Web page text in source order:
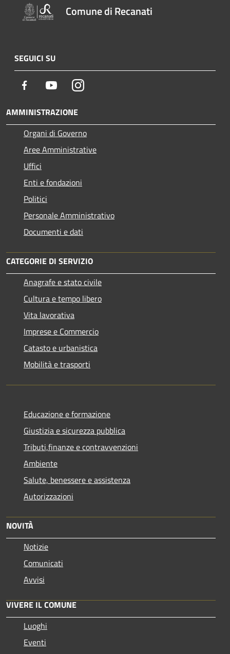
Comune di Recanati
SEGUICI SU
Facebook YoutubeInstagram
AMMINISTRAZIONE
Organi di Governo
Aree Amministrative
Uffici
Enti e fondazioni
Politici
Personale Amministrativo
Documenti e dati
CATEGORIE DI SERVIZIO
Anagrafe e stato civile
Cultura e tempo libero
Vita lavorativa
Imprese e Commercio
Catasto e urbanistica
Mobilità e trasporti
Educazione e formazione
Giustizia e sicurezza pubblica
Tributi,finanze e contravvenzioni
Ambiente
Salute, benessere e assistenza
Autorizzazioni
NOVITÀ
Notizie
Comunicati
Avvisi
VIVERE IL COMUNE
Luoghi
Eventi